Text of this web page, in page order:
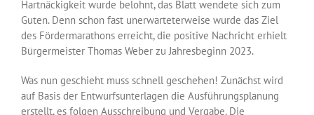
Hartnäckigkeit wurde belohnt, das Blatt wendete sich zum
Guten. Denn schon fast unerwarteterweise wurde das Ziel
des Fördermarathons erreicht, die positive Nachricht erhielt
Bürgermeister Thomas Weber zu Jahresbeginn 2023.
Was nun geschieht muss schnell geschehen! Zunächst wird
auf Basis der Entwurfsunterlagen die Ausführungsplanung
erstellt, es folgen Ausschreibung und Vergabe. Die